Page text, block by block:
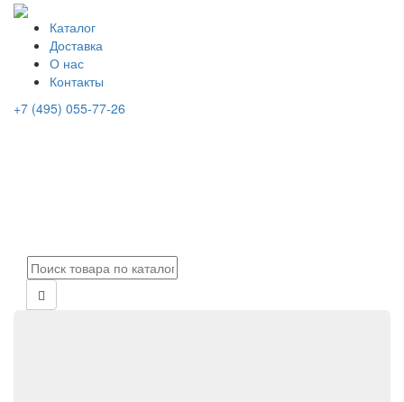
Каталог
Доставка
О нас
Контакты
+7 (495) 055-77-26